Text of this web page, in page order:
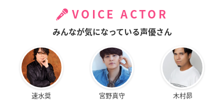
VOICE ACTOR
みんなが気になっている声優さん
速水奨 宮野真守 木村昴